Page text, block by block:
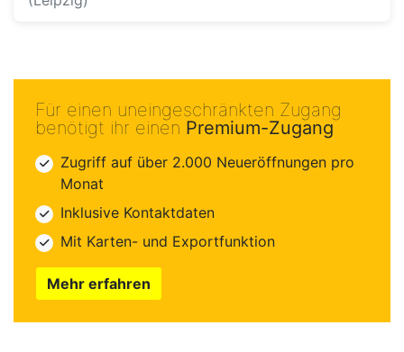
Für einen uneingeschränkten Zugang
benötigt ihr einen Premium-Zugang
Zugriff auf über 2.000 Neueröffnungen pro
Monat
Inklusive Kontaktdaten
Mit Karten- und Exportfunktion
Mehr erfahren